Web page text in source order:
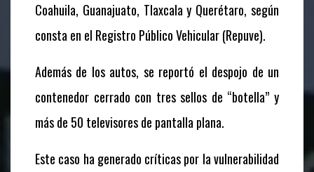
Coahuila, Guanajuato, Tlaxcala y Querétaro, según
consta en el Registro Público Vehicular (Repuve).
Además de los autos, se reportó el despojo de un
contenedor cerrado con tres sellos de “botella” y
más de 50 televisores de pantalla plana.
Este caso ha generado críticas por la vulnerabilidad